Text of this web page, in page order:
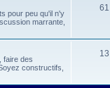
pour peu qu'il n'y
marrante,
61
faire des
constructifs,
13